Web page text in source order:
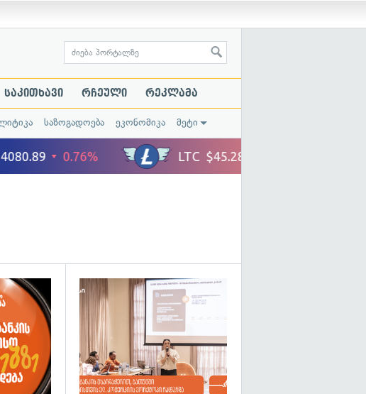
საკითხავი რჩეული რეკლამა
საზოგადოება ეკონომიკა მეტი